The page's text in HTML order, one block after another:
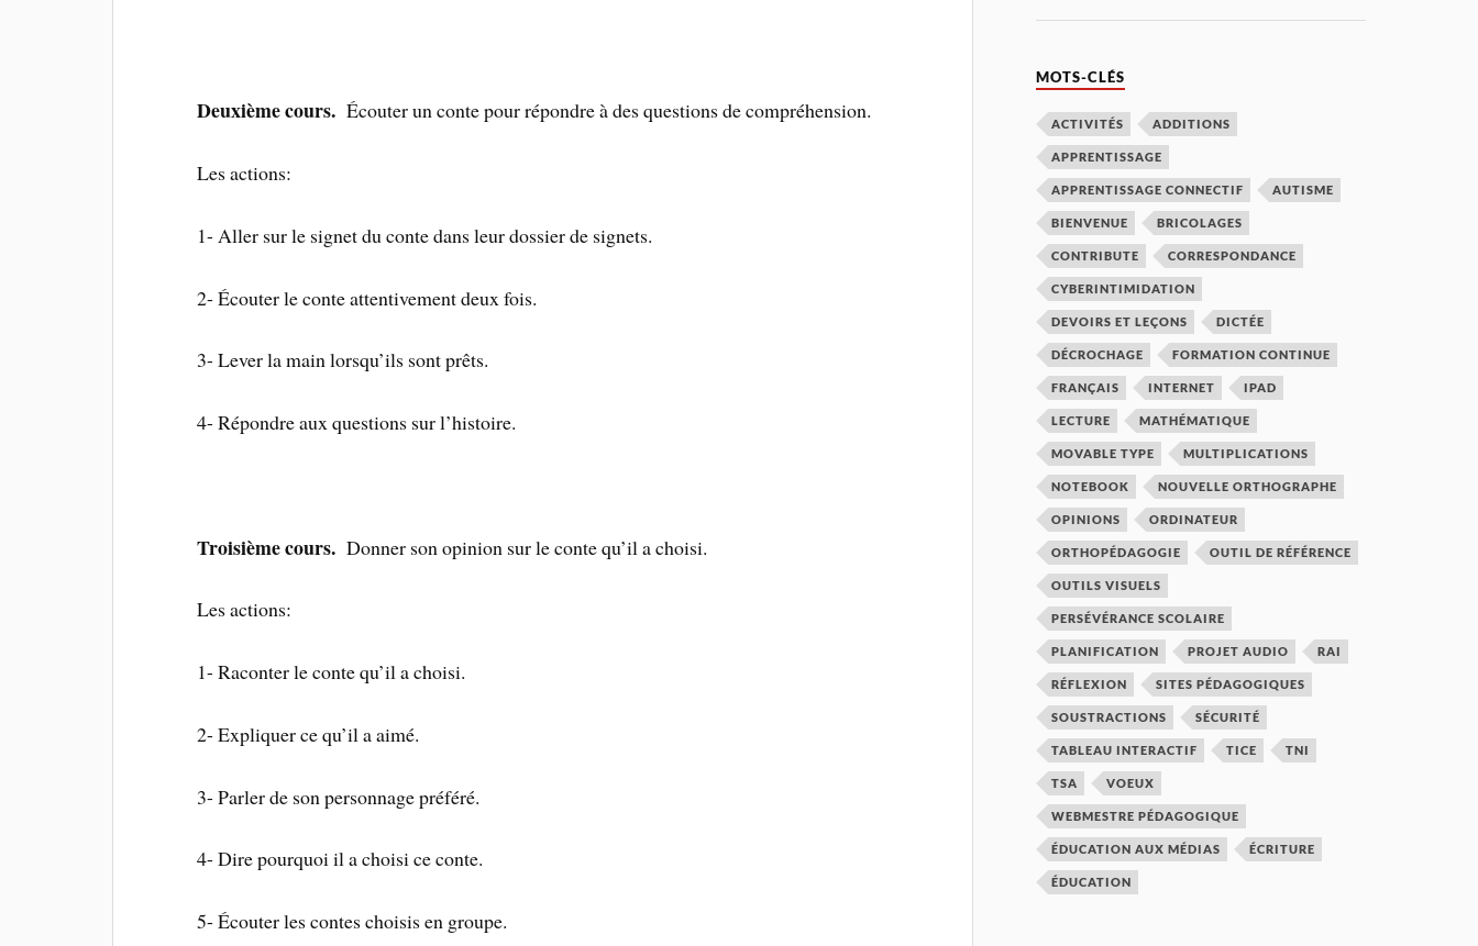
Deuxième cours. Écouter un conte pour répondre à des questions de compréhension.
Les actions:
1- Aller sur le signet du conte dans leur dossier de signets.
2- Écouter le conte attentivement deux fois.
3- Lever la main lorsqu’ils sont prêts.
4- Répondre aux questions sur l’histoire.
Troisième cours. Donner son opinion sur le conte qu’il a choisi.
Les actions:
1- Raconter le conte qu’il a choisi.
2- Expliquer ce qu’il a aimé.
3- Parler de son personnage préféré.
4- Dire pourquoi il a choisi ce conte.
5- Écouter les contes choisis en groupe.
MOTS-CLÉS
ACTIVITÉS ADDITIONS
APPRENTISSAGE
APPRENTISSAGE CONNECTIF AUTISME
BIENVENUE BRICOLAGES
CONTRIBUTE CORRESPONDANCE
CYBERINTIMIDATION
DEVOIRS ET LEÇONS DICTÉE
DÉCROCHAGE FORMATION CONTINUE
FRANÇAIS INTERNET IPAD
LECTURE MATHÉMATIQUE
MOVABLE TYPE MULTIPLICATIONS
NOTEBOOK NOUVELLE ORTHOGRAPHE
OPINIONS ORDINATEUR
ORTHOPÉDAGOGIE OUTIL DE RÉFÉRENCE
OUTILS VISUELS
PERSÉVÉRANCE SCOLAIRE
PLANIFICATION PROJET AUDIO RAI
RÉFLEXION SITES PÉDAGOGIQUES
SOUSTRACTIONS SÉCURITÉ
TABLEAU INTERACTIF TICE TNI
TSA VOEUX
WEBMESTRE PÉDAGOGIQUE
ÉDUCATION AUX MÉDIAS ÉCRITURE
ÉDUCATION